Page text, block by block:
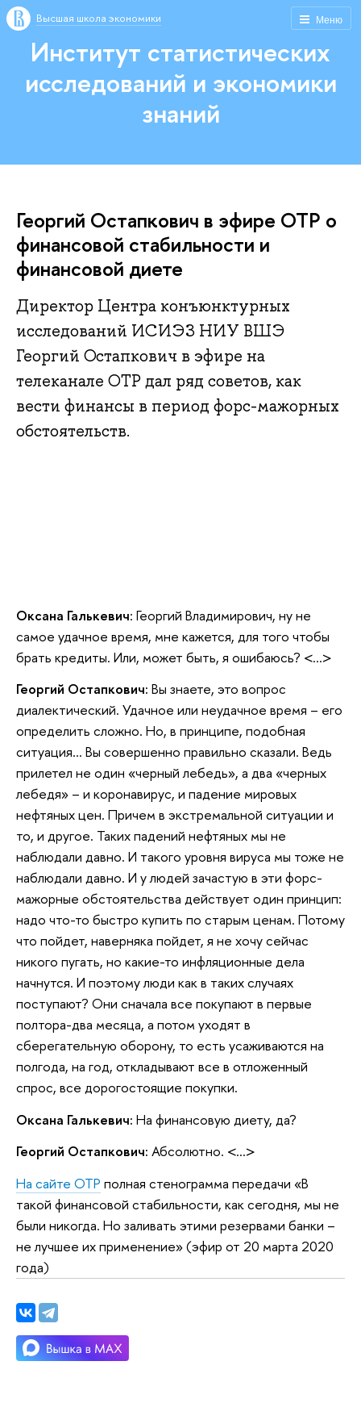
Меню
Высшая школа экономики
Институт статистических
исследований и экономики
знаний
Георгий Остапкович в эфире ОТР о
финансовой стабильности и
финансовой диете
Директор Центра конъюнктурных
исследований ИСИЭЗ НИУ ВШЭ
Георгий Остапкович в эфире на
телеканале ОТР дал ряд советов, как
вести финансы в период форс-мажорных
обстоятельств.
Оксана Галькевич: Георгий Владимирович, ну не
самое удачное время, мне кажется, для того чтобы
брать кредиты. Или, может быть, я ошибаюсь? <...>
Георгий Остапкович: Вы знаете, это вопрос
диалектический. Удачное или неудачное время – его
определить сложно. Но, в принципе, подобная
ситуация… Вы совершенно правильно сказали. Ведь
прилетел не один «черный лебедь», а два «черных
лебедя» – и коронавирус, и падение мировых
нефтяных цен. Причем в экстремальной ситуации и
то, и другое. Таких падений нефтяных мы не
наблюдали давно. И такого уровня вируса мы тоже не
наблюдали давно. И у людей зачастую в эти форс-
мажорные обстоятельства действует один принцип:
надо что-то быстро купить по старым ценам. Потому
что пойдет, наверняка пойдет, я не хочу сейчас
никого пугать, но какие-то инфляционные дела
начнутся. И поэтому люди как в таких случаях
поступают? Они сначала все покупают в первые
полтора-два месяца, а потом уходят в
сберегательную оборону, то есть усаживаются на
полгода, на год, откладывают все в отложенный
спрос, все дорогостоящие покупки.
Оксана Галькевич: На финансовую диету, да?
Георгий Остапкович: Абсолютно. <...>
На сайте ОТР полная стенограмма передачи «В
такой финансовой стабильности, как сегодня, мы не
были никогда. Но заливать этими резервами банки –
не лучшее их применение» (эфир от 20 марта 2020
года)